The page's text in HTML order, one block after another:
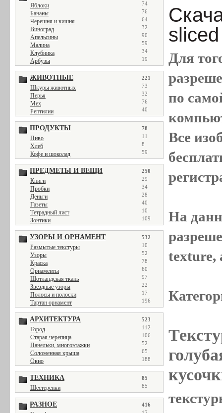
Яблоки 74
Бананы 76
Черешня и вишня 64
Виноград 32
Апельсины 90
Малина 59
Клубника 34
Арбузы 19
ЖИВОТНЫЕ 221
Шкуры животных 73
Перья 32
Мех 76
Рептилии 40
ПРОДУКТЫ 78
Пиво 11
Хлеб 8
Кофе и шоколад 59
ПРЕДМЕТЫ И ВЕЩИ 250
Книги 29
Пробки 34
Деньги 28
Газеты 40
Тетрадный лист 10
Зонтики 109
УЗОРЫ И ОРНАМЕНТ 532
Размытые текстуры 10
Узоры 52
Краска 78
Орнаменты 60
Шотландская ткань 97
Звездные узоры 22
Полосы и полоски 17
Тартан орнамент 196
АРХИТЕКТУРА 523
Город 112
Старая черепица 106
Панельки, многоэтажки 52
Соломенная крыша 65
Окно 188
ТЕХНИКА 85
Шестеренки 85
РАЗНОЕ 416
Для
по
Все
На
texture,